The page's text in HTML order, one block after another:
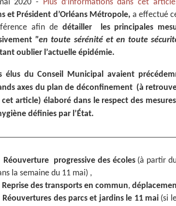
2020 - Plus d’informations dans cet article
et Président d’Orléans Métropole, a effectué
afin de détailler les principales
"en toute sérénité et en toute
oublier l’actuelle épidémie.
élus du Conseil Municipal avaient
axes du plan de déconfinement (à
cet article) élaboré dans le respect des
définies par l’État.
Réouverture progressive des écoles(à partir
la semaine du 11 mai) ,
Reprise des transports en commun,
Réouvertures des parcs et jardins le 11 mai (si